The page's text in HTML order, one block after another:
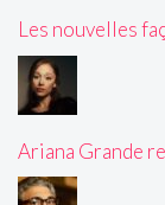
Les nouvelles
Ariana Grande